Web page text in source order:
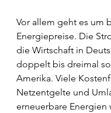
Vor allem geht es um
Energiepreise. Die
die Wirtschaft in
doppelt bis dreimal
Amerika. Viele
Netzentgelte und
erneuerbare Energien